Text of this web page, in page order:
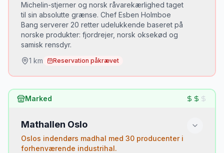
Michelin-stjerner og norsk råvarekærlighed taget
til sin absolutte grænse. Chef Esben Holmboe
Bang serverer 20 retter udelukkende baseret på
norske produkter: fjordrejer, norsk oksekød og
samisk rensdyr.
1 km Reservation påkrævet
Du skal prøve:
Norske østers fra Ryfylke serveret med ryget
•Rensdyr fra Finnmark-samerne
•Dessert med birkesaft og norsk akvavit
Marked
Mathallen Oslo
Oslos indendørs madhal med 30 producenter i
forhenværende industrihal.